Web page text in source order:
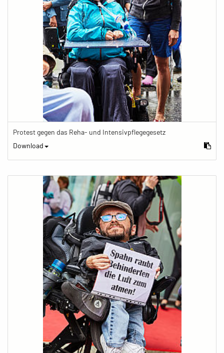
Protest gegen das Reha- und Intensivpflegegesetz
Download